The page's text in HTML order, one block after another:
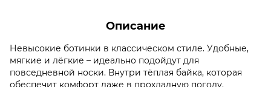
Описание
Невысокие ботинки в классическом стиле. Удобные,
мягкие и лёгкие – идеально подойдут для
повседневной носки. Внутри тёплая байка, которая
обеспечит комфорт даже в прохладную погоду.